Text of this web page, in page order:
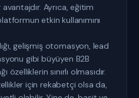
Ayrıca, eğitim
etkin kullanımını
gelişmiş otomasyon, lead
gibi büyüyen B2B
sınırlı olmasıdır.
için rekabetçi olsa da,